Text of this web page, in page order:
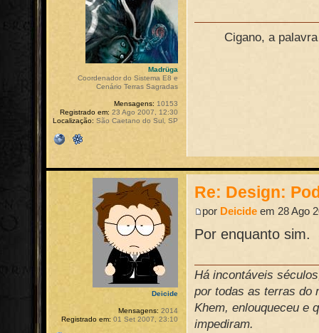
Cigano, a
Madrüga
Coordenador do Sistema E8 e
Cenário Terras Sagradas
Mensagens: 10153
Registrado em: 23 Ago 2007, 12:30
Localização: São Caetano do Sul, SP
Re: Design:
por Deicide em 28 Ago
Por enquanto sim.
Há incontáveis
por todas as terras do
Khem, enlouqueceu e
impediram.
Deicide
Mensagens: 2014
Registrado em: 01 Set 2007, 23:10